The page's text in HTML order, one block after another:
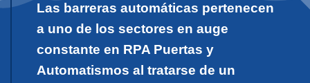
Las barreras automáticas pertenecen
a uno de los sectores en auge
constante en RPA Puertas y
Automatismos al tratarse de un